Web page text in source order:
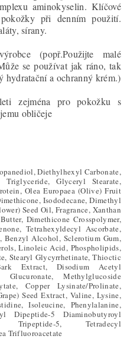
aminokyselin. Klíčové
při denním použití.
sírany.
(popř.Použijte malé
se používat jak ráno, tak
hydratační a ochranný krém.)
zejména pro pokožku s
obličeje
Diethylhexyl Carbonate,
Glyceryl Stearate,
Olea Europaea (Olive) Fruit
Isododecane, Dimethyl
Seed Oil, Fragrance, Xanthan
Dimethicone Crosspolymer,
Tetrahexyldecyl Ascorbate,
Benzyl Alcohol, Sclerotium Gum,
Linoleic Acid, Phospholipids,
Stearyl Glycyrrhetinate, Thioctic
Extract, Disodium Acetyl
Glucuronate, Methylglucoside
Copper Lysinate/Prolinate,
Seed Extract, Valine, Lysine,
Isoleucine, Phenylalanine,
Dipeptide-5 Diaminobutyroyl
Tripeptide-5, Tetradecyl
Trifluoroacetate